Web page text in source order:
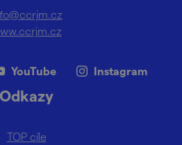
YouTube Instagram
Odkazy
TOP cíle